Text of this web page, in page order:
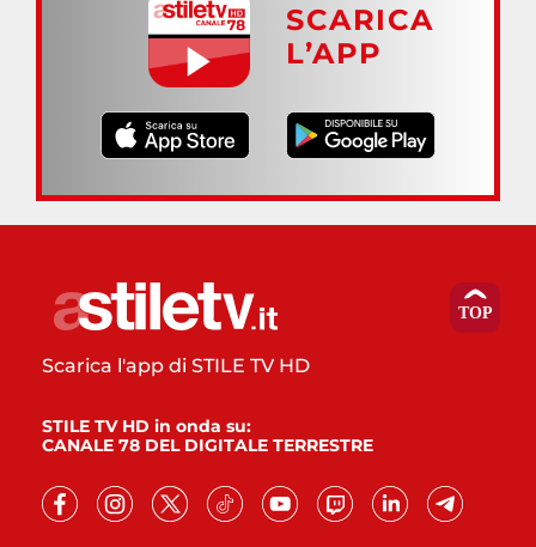
SCARICA
L’APP
Scarica l'app di STILE TV HD
STILE TV HD in onda su:
CANALE 78 DEL DIGITALE TERRESTRE